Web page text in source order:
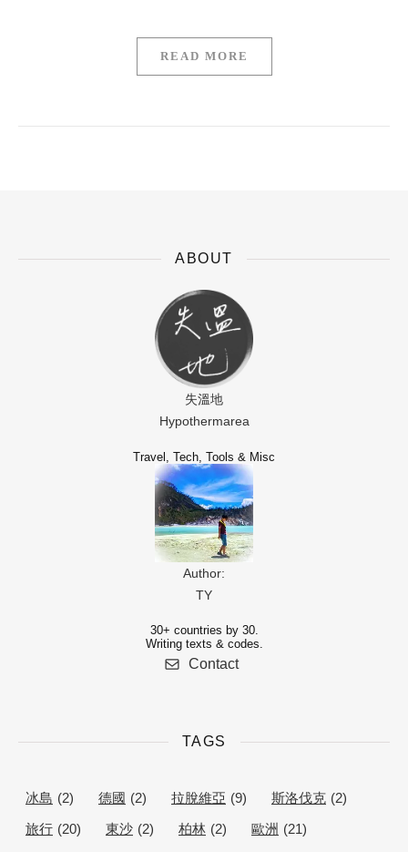
READ MORE
ABOUT
失溫地
Hypothermarea
Travel, Tech, Tools & Misc
Author:
TY
30+ countries by 30.
Writing texts & codes.
Contact
TAGS
冰島 (2) 德國 (2) 拉脫維亞 (9) 斯洛伐克 (2)
旅行 (20) 東沙 (2) 柏林 (2) 歐洲 (21)